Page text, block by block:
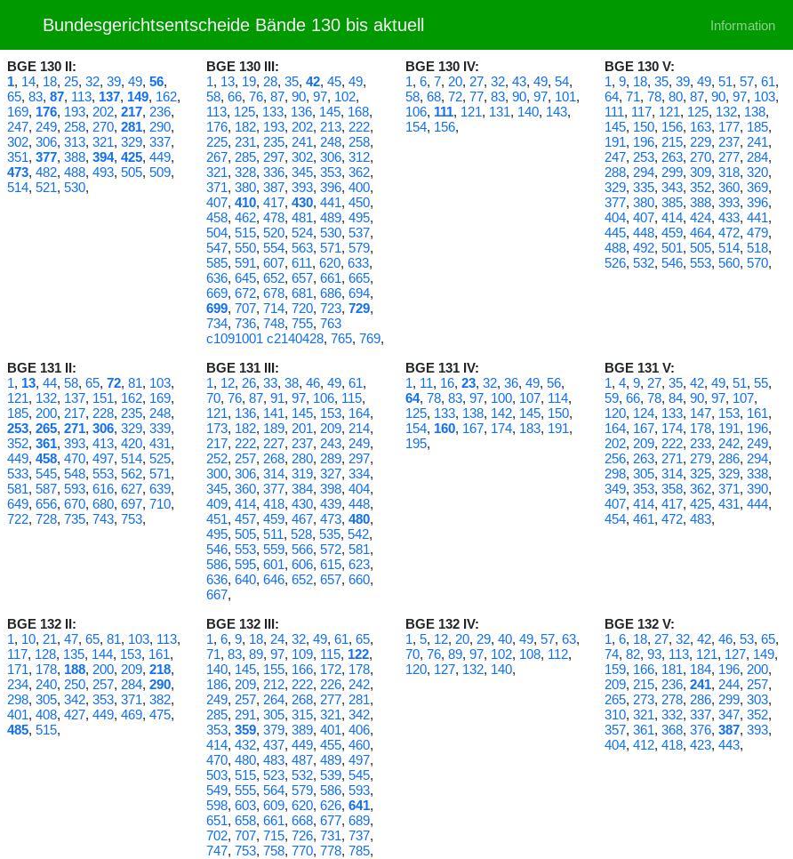
Bundesgerichtsentscheide Bände 130 bis aktuell Information
BGE 130 II:
1, 14, 18, 25, 32, 39, 49, 56,
65, 83, 87, 113, 137, 149, 162,
169, 176, 193, 202, 217, 236,
247, 249, 258, 270, 281, 290,
302, 306, 313, 321, 329, 337,
351, 377, 388, 394, 425, 449,
473, 482, 488, 493, 505, 509,
514, 521, 530,
BGE 130 III:
1, 13, 19, 28, 35, 42, 45, 49,
58, 66, 76, 87, 90, 97, 102,
113, 125, 133, 136, 145, 168,
176, 182, 193, 202, 213, 222,
225, 231, 235, 241, 248, 258,
267, 285, 297, 302, 306, 312,
321, 328, 336, 345, 353, 362,
371, 380, 387, 393, 396, 400,
407, 410, 417, 430, 441, 450,
458, 462, 478, 481, 489, 495,
504, 515, 520, 524, 530, 537,
547, 550, 554, 563, 571, 579,
585, 591, 607, 611, 620, 633,
636, 645, 652, 657, 661, 665,
669, 672, 678, 681, 686, 694,
699, 707, 714, 720, 723, 729,
734, 736, 748, 755, 763
c1091001 c2140428, 765, 769,
BGE 130 IV:
1, 6, 7, 20, 27, 32, 43, 49, 54,
58, 68, 72, 77, 83, 90, 97, 101,
106, 111, 121, 131, 140, 143,
154, 156,
BGE 130 V:
1, 9, 18, 35, 39, 49, 51, 57, 61,
64, 71, 78, 80, 87, 90, 97, 103,
111, 117, 121, 125, 132, 138,
145, 150, 156, 163, 177, 185,
191, 196, 215, 229, 237, 241,
247, 253, 263, 270, 277, 284,
288, 294, 299, 309, 318, 320,
329, 335, 343, 352, 360, 369,
377, 380, 385, 388, 393, 396,
404, 407, 414, 424, 433, 441,
445, 448, 459, 464, 472, 479,
488, 492, 501, 505, 514, 518,
526, 532, 546, 553, 560, 570,
BGE 131 II:
1, 13, 44, 58, 65, 72, 81, 103,
121, 132, 137, 151, 162, 169,
185, 200, 217, 228, 235, 248,
253, 265, 271, 306, 329, 339,
352, 361, 393, 413, 420, 431,
449, 458, 470, 497, 514, 525,
533, 545, 548, 553, 562, 571,
581, 587, 593, 616, 627, 639,
649, 656, 670, 680, 697, 710,
722, 728, 735, 743, 753,
BGE 131 III:
1, 12, 26, 33, 38, 46, 49, 61,
70, 76, 87, 91, 97, 106, 115,
121, 136, 141, 145, 153, 164,
173, 182, 189, 201, 209, 214,
217, 222, 227, 237, 243, 249,
252, 257, 268, 280, 289, 297,
300, 306, 314, 319, 327, 334,
345, 360, 377, 384, 398, 404,
409, 414, 418, 430, 439, 448,
451, 457, 459, 467, 473, 480,
495, 505, 511, 528, 535, 542,
546, 553, 559, 566, 572, 581,
586, 595, 601, 606, 615, 623,
636, 640, 646, 652, 657, 660,
667,
BGE 131 IV:
1, 11, 16, 23, 32, 36, 49, 56,
64, 78, 83, 97, 100, 107, 114,
125, 133, 138, 142, 145, 150,
154, 160, 167, 174, 183, 191,
195,
BGE 131 V:
1, 4, 9, 27, 35, 42, 49, 51, 55,
59, 66, 78, 84, 90, 97, 107,
120, 124, 133, 147, 153, 161,
164, 167, 174, 178, 191, 196,
202, 209, 222, 233, 242, 249,
256, 263, 271, 279, 286, 294,
298, 305, 314, 325, 329, 338,
349, 353, 358, 362, 371, 390,
407, 414, 417, 425, 431, 444,
454, 461, 472, 483,
BGE 132 II:
1, 10, 21, 47, 65, 81, 103, 113,
117, 128, 135, 144, 153, 161,
171, 178, 188, 200, 209, 218,
234, 240, 250, 257, 284, 290,
298, 305, 342, 353, 371, 382,
401, 408, 427, 449, 469, 475,
485, 515,
BGE 132 III:
1, 6, 9, 18, 24, 32, 49, 61, 65,
71, 83, 89, 97, 109, 115, 122,
140, 145, 155, 166, 172, 178,
186, 209, 212, 222, 226, 242,
249, 257, 264, 268, 277, 281,
285, 291, 305, 315, 321, 342,
353, 359, 379, 389, 401, 406,
414, 432, 437, 449, 455, 460,
470, 480, 483, 487, 489, 497,
503, 515, 523, 532, 539, 545,
549, 555, 564, 579, 586, 593,
598, 603, 609, 620, 626, 641,
651, 658, 661, 668, 677, 689,
702, 707, 715, 726, 731, 737,
747, 753, 758, 770, 778, 785,
BGE 132 IV:
1, 5, 12, 20, 29, 40, 49, 57, 63,
70, 76, 89, 97, 102, 108, 112,
120, 127, 132, 140,
BGE 132 V:
1, 6, 18, 27, 32, 42, 46, 53, 65,
74, 82, 93, 113, 121, 127, 149,
159, 166, 181, 184, 196, 200,
209, 215, 236, 241, 244, 257,
265, 273, 278, 286, 299, 303,
310, 321, 332, 337, 347, 352,
357, 361, 368, 376, 387, 393,
404, 412, 418, 423, 443,